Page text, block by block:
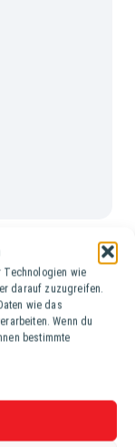
Technologien wie
darauf zuzugreifen.
wie das
Wenn du
bestimmte